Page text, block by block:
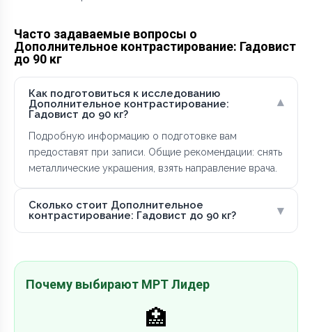
Часто задаваемые вопросы о
Дополнительное контрастирование: Гадовист
до 90 кг
Как подготовиться к исследованию
Дополнительное контрастирование:
Гадовист до 90 кг?
▾
Подробную информацию о подготовке вам
предоставят при записи. Общие рекомендации: снять
металлические украшения, взять направление врача.
Сколько стоит Дополнительное
контрастирование: Гадовист до 90 кг?
▾
Почему выбирают МРТ Лидер
🏥